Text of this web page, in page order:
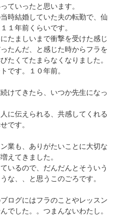
ていったと思います。
時結婚していた夫の転勤で、仙
１年前くらいです。
たましいまで衝撃を受けた感じ
たんだ、と感じた時からフラを
たくてたまらなくなりました。
です。１０年前。
けてきたら、いつか先生になっ
に伝えられる、共感してくれる
です。
業も、ありがたいことに大切な
えてきました。
いるので、だんだんとそういう
な、、と思うこのごろです。
ログにはフラのことやレッスン
でした。。つまんないわたし。